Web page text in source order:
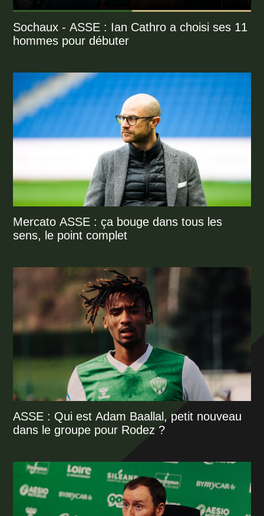
Sochaux - ASSE : Ian Cathro a choisi ses 11
hommes pour débuter
Mercato ASSE : ça bouge dans tous les
sens, le point complet
ASSE : Qui est Adam Baallal, petit nouveau
dans le groupe pour Rodez ?